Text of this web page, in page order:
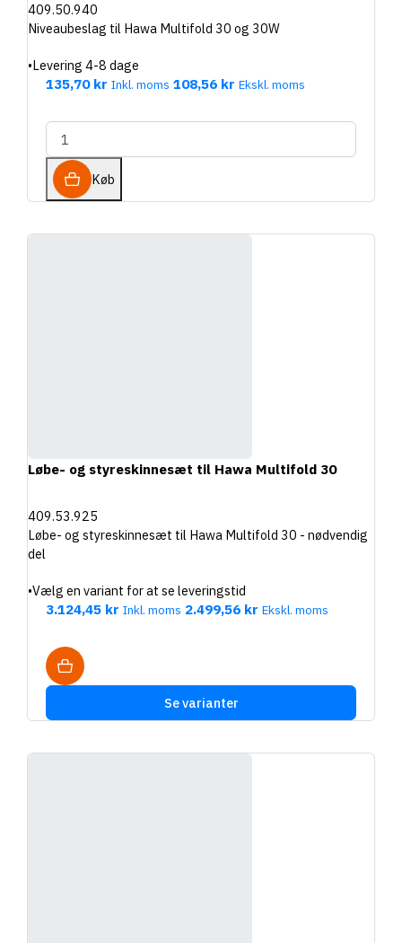
409.50.940
Niveaubeslag til Hawa Multifold 30 og 30W
•Levering 4-8 dage
135,70 kr Inkl. moms 108,56 kr Ekskl. moms
Køb
Løbe- og styreskinnesæt til Hawa Multifold 30
409.53.925
Løbe- og styreskinnesæt til Hawa Multifold 30 - nødvendig
del
•Vælg en variant for at se leveringstid
3.124,45 kr Inkl. moms 2.499,56 kr Ekskl. moms
Se varianter